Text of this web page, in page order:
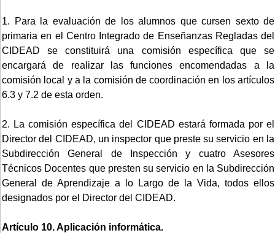
1. Para la evaluación de los alumnos que cursen sexto de
primaria en el Centro Integrado de Enseñanzas Regladas del
CIDEAD se constituirá una comisión específica que se
encargará de realizar las funciones encomendadas a la
comisión local y a la comisión de coordinación en los artículos
6.3 y 7.2 de esta orden.
2. La comisión específica del CIDEAD estará formada por el
Director del CIDEAD, un inspector que preste su servicio en la
Subdirección General de Inspección y cuatro Asesores
Técnicos Docentes que presten su servicio en la Subdirección
General de Aprendizaje a lo Largo de la Vida, todos ellos
designados por el Director del CIDEAD.
Artículo 10. Aplicación informática.